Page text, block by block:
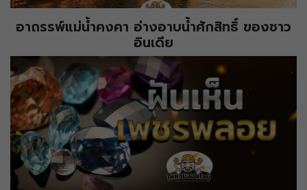
อาถรรพ์แม่น้ำคงคา อ่างอาบน้ำศักสิทธิ์ ของชาว
อินเดีย